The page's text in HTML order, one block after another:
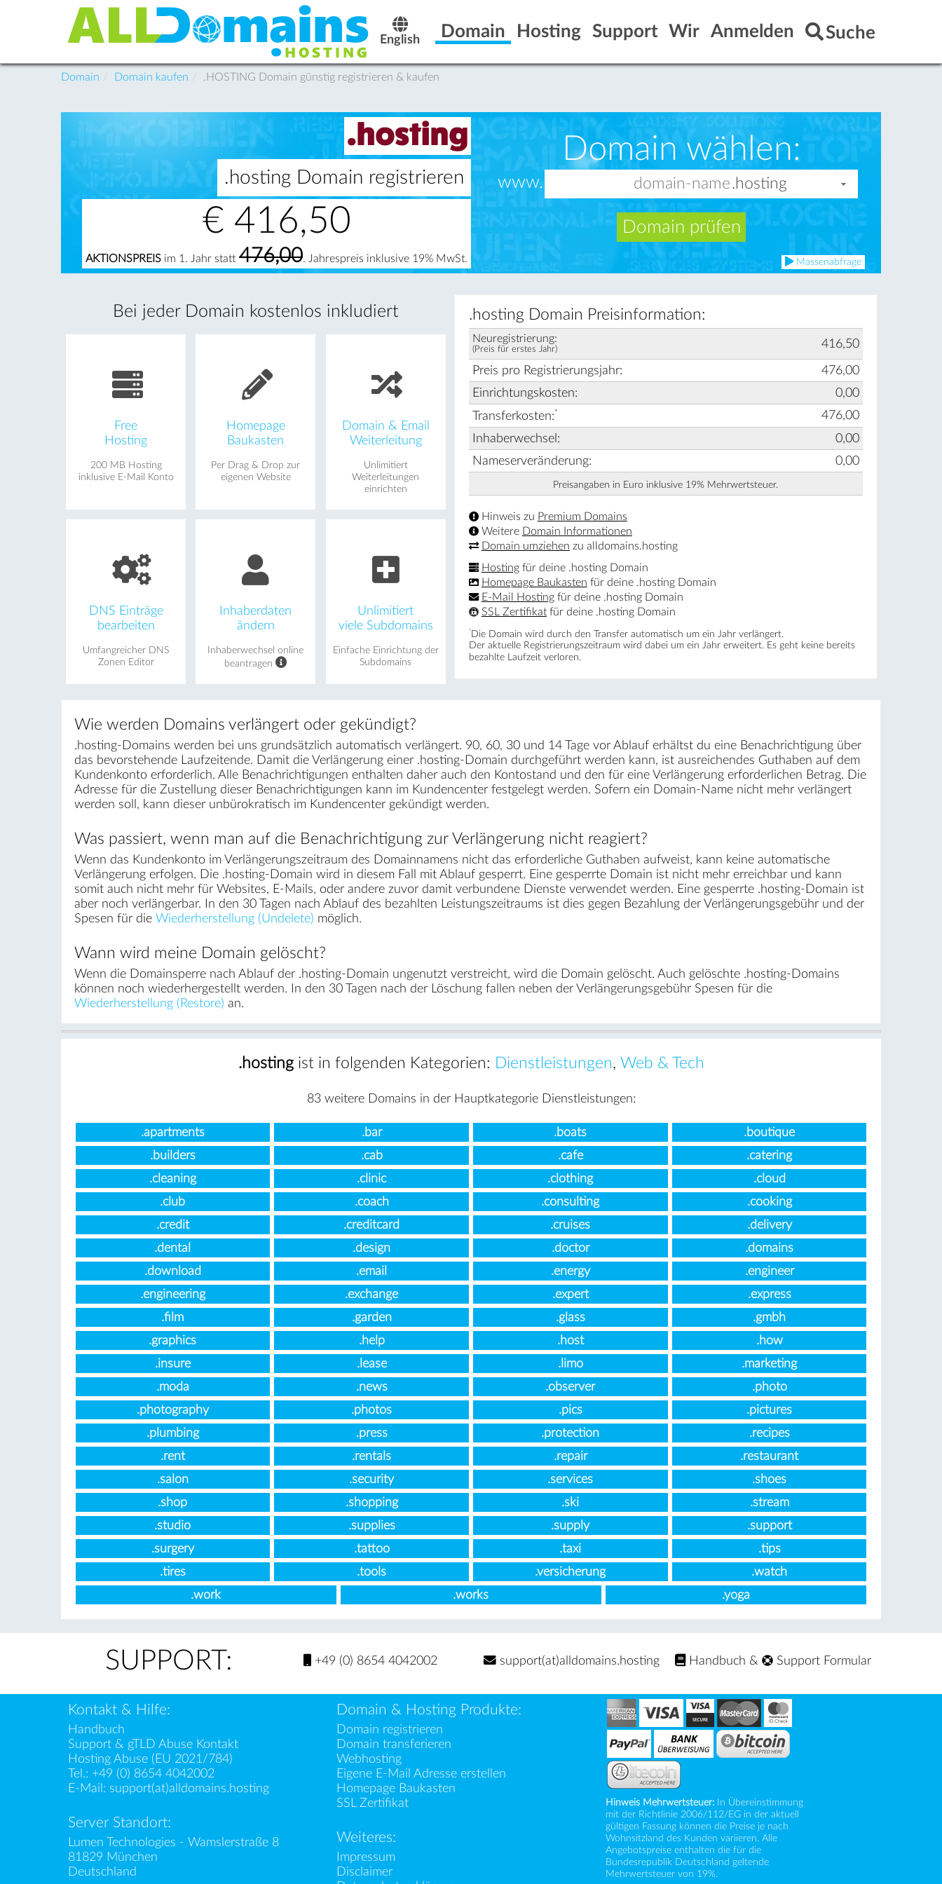
English Domain Hosting Support Wir Anmelden Suche
Domain Domain kaufen .HOSTING Domain günstig registrieren & kaufen
.hosting Domain registrieren
€ 416,50
AKTIONSPREIS im 1. Jahr statt 476,00. Jahrespreis inklusive 19% MwSt.
Domain wählen:
www.
Domain prüfen
Massenabfrage
Bei jeder Domain kostenlos inkludiert
Free
Hosting
200 MB Hosting
inklusive E-Mail Konto
Homepage
Baukasten
Per Drag & Drop zur
eigenen Website
Domain & Email
Weiterleitung
Unlimitiert
Weiterleitungen
einrichten
DNS Einträge
bearbeiten
Umfangreicher DNS
Zonen Editor
Inhaberdaten
ändern
Inhaberwechsel online
beantragen
Unlimitiert
viele Subdomains
Einfache Einrichtung der
Subdomains
.hosting Domain Preisinformation:
Neuregistrierung:
(Preis für erstes Jahr) 416,50
Preis pro Registrierungsjahr:
476,00
Einrichtungskosten:
0,00
Transferkosten:*
476,00
Inhaberwechsel:
0,00
Nameserveränderung:
0,00
Preisangaben in Euro inklusive 19% Mehrwertsteuer.
Hinweis zu Premium Domains
Weitere Domain Informationen
Domain umziehen zu alldomains.hosting
Hostingfür deine .hosting Domain
Homepage Baukasten für deine .hosting Domain
E-Mail Hostingfür deine .hosting Domain
SSL Zertifikatfür deine .hosting Domain
* Die Domain wird durch den Transfer automatisch um ein Jahr verlängert.
Der aktuelle Registrierungs­zeitraum wird dabei um ein Jahr erweitert. Es geht keine bereits
bezahlte Laufzeit verloren.
Wie werden Domains verlängert oder gekündigt?
.hosting-Domains werden bei uns grundsätzlich automatisch verlängert. 90, 60, 30 und 14 Tage vor Ablauf erhältst du eine Benachrichtigung über
das bevorstehende Laufzeitende. Damit die Verlängerung einer .hosting-Domain durchgeführt werden kann, ist ausreichendes Guthaben auf dem
Kundenkonto erforderlich. Alle Benachrichtigungen enthalten daher auch den Kontostand und den für eine Verlängerung erforderlichen Betrag. Die
Adresse für die Zustellung dieser Benachrichtigungen kann im Kundencenter festgelegt werden. Sofern ein Domain-Name nicht mehr verlängert
werden soll, kann dieser unbürokratisch im Kundencenter gekündigt werden.
Was passiert, wenn man auf die Benachrichtigung zur Verlängerung nicht reagiert?
Wenn das Kundenkonto im Verlängerungszeitraum des Domainnamens nicht das erforderliche Guthaben aufweist, kann keine automatische
Verlängerung erfolgen. Die .hosting-Domain wird in diesem Fall mit Ablauf gesperrt. Eine gesperrte Domain ist nicht mehr erreichbar und kann
somit auch nicht mehr für Websites, E-Mails, oder andere zuvor damit verbundene Dienste verwendet werden. Eine gesperrte .hosting-Domain ist
aber noch verlängerbar. In den 30 Tagen nach Ablauf des bezahlten Leistungszeitraums ist dies gegen Bezahlung der Verlängerungsgebühr und der
Spesen für die Wiederherstellung (Undelete) möglich.
Wann wird meine Domain gelöscht?
Wenn die Domainsperre nach Ablauf der .hosting-Domain ungenutzt verstreicht, wird die Domain gelöscht. Auch gelöschte .hosting-Domains
können noch wiederhergestellt werden. In den 30 Tagen nach der Löschung fallen neben der Verlängerungsgebühr Spesen für die
Wiederherstellung (Restore) an.
.hostingist in folgenden Kategorien: Dienstleistungen, Web & Tech
83 weitere Domains in der Hauptkategorie Dienstleistungen:
.apartments .bar .boats
.boutique
.builders
.cab .cafe
.catering
.cleaning
.clinic .clothing
.cloud
.club
.coach .consulting
.cooking
.credit
.creditcard .cruises
.delivery
.dental
.design .doctor
.domains
.download
.email .energy
.engineer
.engineering
.exchange .expert
.express
.film
.garden .glass
.gmbh
.graphics
.help .host
.how
.insure
.lease .limo
.marketing
.moda
.news .observer
.photo
.photography
.photos .pics
.pictures
.plumbing
.press .protection
.recipes
.rent
.rentals .repair
.restaurant
.salon
.security .services
.shoes
.shop
.shopping .ski
.stream
.studio
.supplies .supply
.support
.surgery
.tattoo .taxi
.tips
.tires
.tools .versicherung
.watch
.work
.works .yoga
SUPPORT: +49 (0) 8654 4042002 support(at)alldomains.hosting Handbuch & Support Formular
Kontakt & Hilfe:
Handbuch
Support & gTLD Abuse Kontakt
Hosting Abuse (EU 2021/784)
Tel.: +49 (0) 8654 4042002
E-Mail: support(at)alldomains.hosting
Server Standort:
Lumen Technologies - Wamslerstraße 8
81829 München
Deutschland
Domain & Hosting Produkte:
Domain registrieren
Domain transferieren
Webhosting
Eigene E-Mail Adresse erstellen
Homepage Baukasten
SSL Zertifikat
Weiteres:
Impressum
Disclaimer
Hinweis Mehrwertsteuer:In Übereinstimmung
mit der Richtlinie 2006/112/EG in der aktuell
gültigen Fassung können die Preise je nach
Wohnsitzland des Kunden variieren. Alle
Angebotspreise enthalten die für die
Bundesrepublik Deutschland geltende
Mehrwertsteuer von 19%.